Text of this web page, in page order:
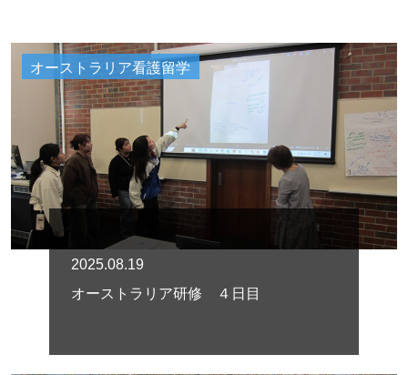
オーストラリア看護留学
2025.08.19
オーストラリア研修 ４日目